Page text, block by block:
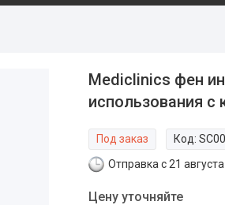
Mediclinics фен
использования с
Под заказ Код:
Отправка с 21
Цену уточняйте